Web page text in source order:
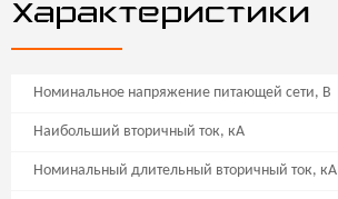
Характеристики
Номинальное напряжение питающей сети, В
Наибольший вторичный ток, кА
Номинальный длительный вторичный ток, кА